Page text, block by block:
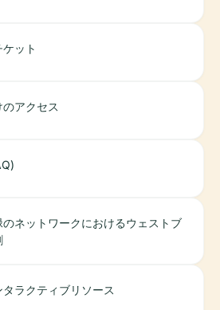
ット
アクセス
ネットワークにおけるウェストブ
ラクティブリソース